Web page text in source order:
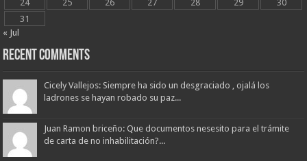
24
25 26 27 28 29
30
31
« Jul
Recent Comments
Cicely Vallejos: Siempre ha sido un desgraciado , ojalá los
ladrones se hayan robado su paz...
Juan Ramon briceño: Que documentos nesesito para el trámite
de carta de no inhabilitación?...